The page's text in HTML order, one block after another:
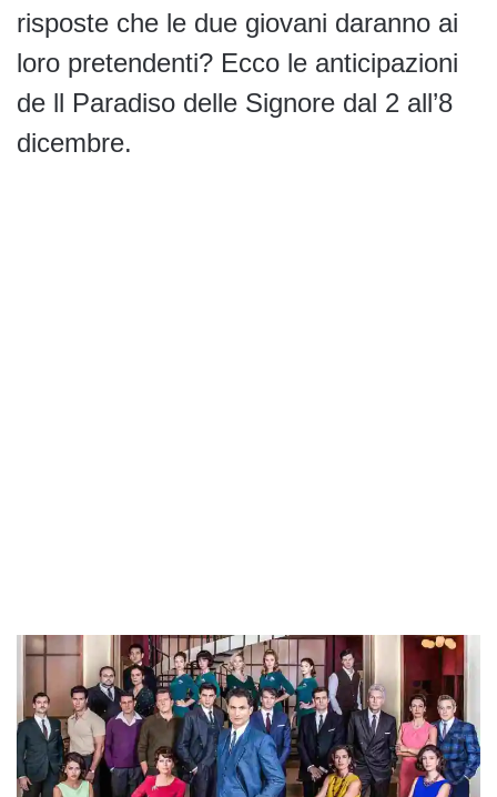
risposte che le due giovani daranno ai
loro pretendenti? Ecco le anticipazioni
de ll Paradiso delle Signore dal 2 all’8
dicembre.